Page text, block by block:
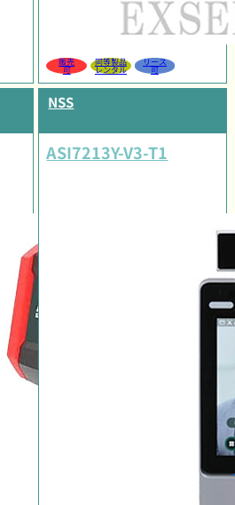
販売
可
同等製品
レンタル
リース
可
NSS
ASI7213Y-V3-T1